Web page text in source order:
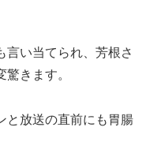
言い当てられ、芳根さ
きます。
と放送の直前にも胃腸